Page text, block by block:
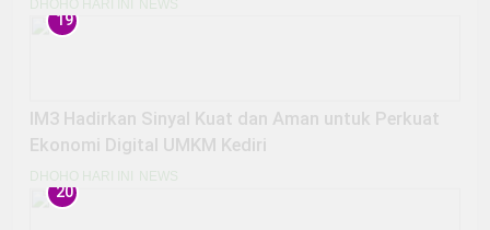
DHOHO HARI INI NEWS
19
IM3 Hadirkan Sinyal Kuat dan Aman untuk Perkuat
Ekonomi Digital UMKM Kediri
DHOHO HARI INI NEWS
20